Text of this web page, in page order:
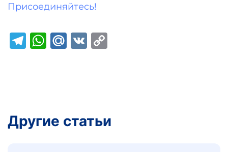
Присоединяйтесь!
Telegram
WhatsApp
Mail.Ru
VK
Другие статьи